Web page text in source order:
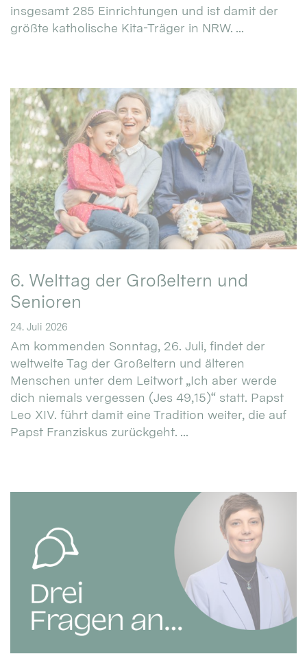
insgesamt 285 Einrichtungen und ist damit der
größte katholische Kita-Träger in NRW. ...
6. Welttag der Großeltern und
Senioren
24. Juli 2026
Am kommenden Sonntag, 26. Juli, findet der
weltweite Tag der Großeltern und älteren
Menschen unter dem Leitwort „Ich aber werde
dich niemals vergessen (Jes 49,15)“ statt. Papst
Leo XIV. führt damit eine Tradition weiter, die auf
Papst Franziskus zurückgeht. ...